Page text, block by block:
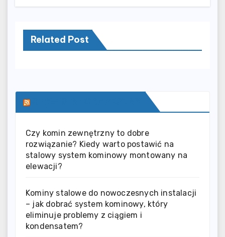
Related Post
Czy komin zewnętrzny to dobre
rozwiązanie? Kiedy warto postawić na
stalowy system kominowy montowany na
elewacji?
Kominy stalowe do nowoczesnych instalacji
– jak dobrać system kominowy, który
eliminuje problemy z ciągiem i
kondensatem?